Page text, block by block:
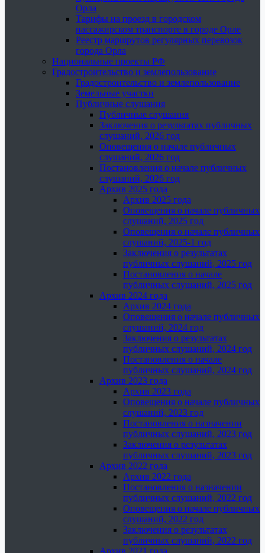
Орла
Тарифы на проезд в городском
пассажирском транспорте в городе Орле
Реестр маршрутов регулярных перевозок
города Орла
Национальные проекты РФ
Градостроительство и землепользование
Градостроительство и землепользование
Земельные участки
Публичные слушания
Публичные слушания
Заключения о результатах публичных
слушаний, 2026 год
Оповещения о начале публичных
слушаний, 2026 год
Постановления о начале публичных
слушаний, 2026 год
Архив 2025 года
Архив 2025 года
Оповещения о начале публичных
слушаний, 2025 год
Оповещения о начале публичных
слушаний, 2025-1 год
Заключения о результатах
публичных слушаний, 2025 год
Постановления о начале
публичных слушаний, 2025 год
Архив 2024 года
Архив 2024 года
Оповещения о начале публичных
слушаний, 2024 год
Заключения о результатах
публичных слушаний, 2024 год
Постановления о начале
публичных слушаний, 2024 год
Архив 2023 года
Архив 2023 года
Оповещения о начале публичных
слушаний, 2023 год
Постановления о назначении
публичных слушаний, 2023 год
Заключения о результатах
публичных слушаний, 2023 год
Архив 2022 года
Архив 2022 года
Постановления о назначении
публичных слушаний, 2022 год
Оповещения о начале публичных
слушаний, 2022 год
Заключения о результатах
публичных слушаний, 2022 год
Архив 2021 года